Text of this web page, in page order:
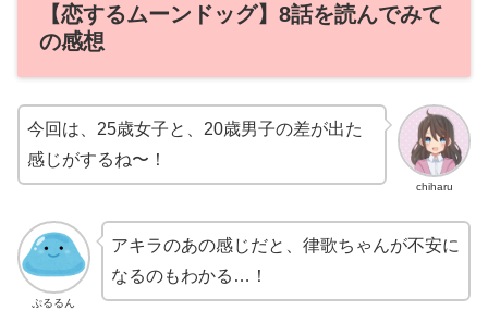
【恋するムーンドッグ】8話を読んでみて
の感想
chiharu
今回は、25歳女子と、20歳男子の差が出た
感じがするね〜！
ぷるるん
アキラのあの感じだと、律歌ちゃんが不安に
なるのもわかる…！